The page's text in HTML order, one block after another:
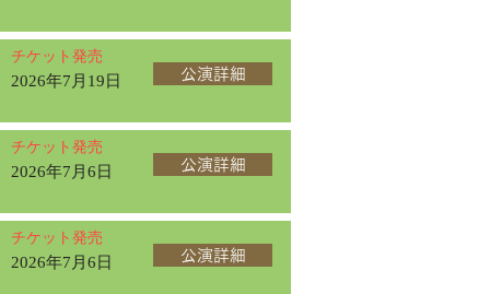
チケット発売
2026年7月19日 公演詳細
チケット発売
2026年7月6日 公演詳細
チケット発売
2026年7月6日 公演詳細